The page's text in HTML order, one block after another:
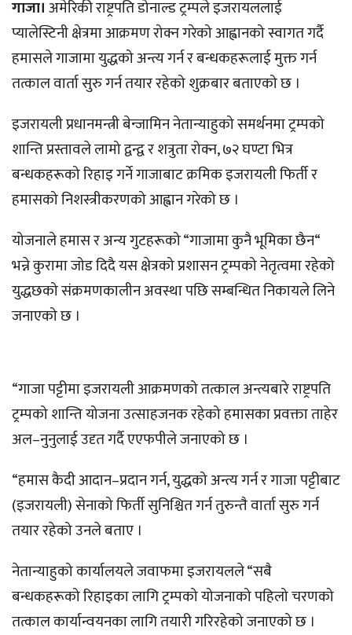
गाजा।अमेरिकी राष्ट्रपति डोनाल्ड ट्रम्पले इजरायललाई
प्यालेस्टिनी क्षेत्रमा आक्रमण रोक्न गरेको आह्वानको स्वागत गर्दै
हमासले गाजामा युद्धको अन्त्य गर्न र बन्धकहरूलाई मुक्त गर्न
तत्काल वार्ता सुरु गर्न तयार रहेको शुक्रबार बताएको छ ।
इजरायली प्रधानमन्त्री बेन्जामिन नेतान्याहुको समर्थनमा ट्रम्पको
शान्ति प्रस्तावले लामो द्वन्द्व र शत्रुता रोक्न, ७२ घण्टा भित्र
बन्धकहरूको रिहाइ गर्ने गाजाबाट क्रमिक इजरायली फिर्ती र
हमासको निशस्त्रीकरणको आह्वान गरेको छ ।
योजनाले हमास र अन्य गुटहरूको “गाजामा कुनै भूमिका छैन“
भन्ने कुरामा जोड दिदै यस क्षेत्रको प्रशासन ट्रम्पको नेतृत्वमा रहेको
युद्धछको संक्रमणकालीन अवस्था पछि सम्बन्धित निकायले लिने
जनाएको छ ।
“गाजा पट्टीमा इजरायली आक्रमणको तत्काल अन्त्यबारे राष्ट्रपति
ट्रम्पको शान्ति योजना उत्साहजनक रहेको हमासका प्रवक्ता ताहेर
अल–नुनुलाई उदृत गर्दै एएफपीले जनाएको छ ।
“हमास कैदी आदान–प्रदान गर्न, युद्धको अन्त्य गर्न र गाजा पट्टीबाट
(इजरायली) सेनाको फिर्ती सुनिश्चित गर्न तुरुन्तै वार्ता सुरु गर्न
तयार रहेको उनले बताए ।
नेतान्याहुको कार्यालयले जवाफमा इजरायलले “सबै
बन्धकहरूको रिहाइका लागि ट्रम्पको योजनाको पहिलो चरणको
तत्काल कार्यान्वयनका लागि तयारी गरिरहेको जनाएको छ ।